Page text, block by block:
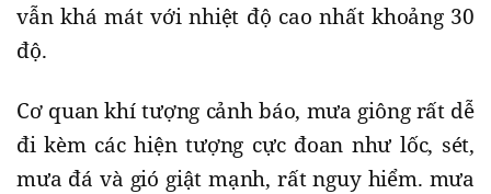
vẫn khá mát với nhiệt độ cao nhất khoảng 30
độ.
Cơ quan khí tượng cảnh báo, mưa giông rất dễ
đi kèm các hiện tượng cực đoan như lốc, sét,
mưa đá và gió giật mạnh, rất nguy hiểm. mưa